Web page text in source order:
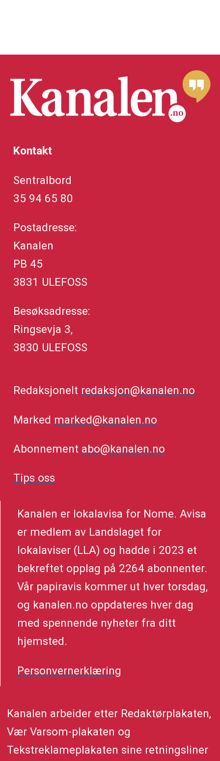
Kontakt
Sentralbord
35 94 65 80
Postadresse:
Kanalen
PB 45
3831 ULEFOSS
Besøksadresse:
Ringsevja 3,
3830 ULEFOSS
Redaksjonelt redaksjon@kanalen.no
Marked marked@kanalen.no
Abonnement abo@kanalen.no
Tips oss
Kanalen er lokalavisa for Nome. Avisa
er medlem av Landslaget for
lokalaviser (LLA) og hadde i 2023 et
bekreftet opplag på 2264 abonnenter.
Vår papiravis kommer ut hver torsdag,
og kanalen.no oppdateres hver dag
med spennende nyheter fra ditt
hjemsted.
Personvernerklæring
Kanalen arbeider etter Redaktørplakaten,
Vær Varsom-plakaten og
Tekstreklameplakaten sine retningsliner